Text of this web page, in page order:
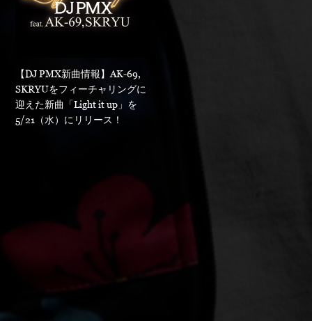
【DJ PMX新曲情報】AK-69,
SKRYUをフィーチャリングに
迎えた新曲「Light it up」を
5/21（水）にリリース！